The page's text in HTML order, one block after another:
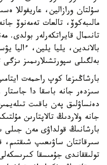
سۇلتان ورازالين، عاريفوللا
مالىبەكوۆ، تالعات تەمەنوۆ
تانىمال قايراتكەرلەر بولدى.
بالاندين، يليا يلين، ءاليا
بەلگىلى سپورتشىلارىمىز
بارشاڭىزعا كوپ راحمەت
سىزدەر جانە باسقا دا جاستار
دەنساۋلىق پەن باقىت
جانە ولاردىڭ تالاپتارىن
بارشانىڭ قولداۋى مەن جىلى
سىرقاتتان ساۋىعىپ
تولىققاندى جۇمىسقا